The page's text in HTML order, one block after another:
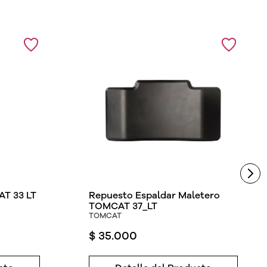
33 LT
Repuesto Espaldar Maletero
TOMCAT 37_LT
TOMCAT
$ 35.000